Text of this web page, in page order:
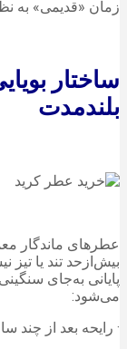
زمان «قدیمی» به
ساختار
بلندمدت
عطرهای ماندگار
بیش‌ازحد تند یا
پایانی به‌جای
می‌شود:
· رایحه بعد از چند